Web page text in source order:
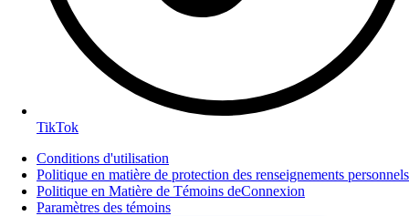
TikTok
Conditions d'utilisation
Politique en matière de protection des renseignements personnels
Politique en Matière de Témoins deConnexion
Paramètres des témoins